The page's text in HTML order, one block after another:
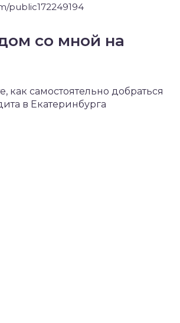
public172249194
со мной на
как самостоятельно добраться
в Екатеринбурга